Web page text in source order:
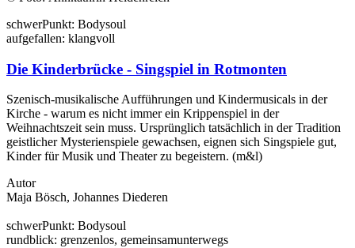
schwerPunkt: Bodysoul
aufgefallen: klangvoll
Die Kinderbrücke - Singspiel in Rotmonten
Szenisch-musikalische Aufführungen und Kindermusicals in der
Kirche - warum es nicht immer ein Krippenspiel in der
Weihnachtszeit sein muss. Ursprünglich tatsächlich in der Tradition
geistlicher Mysterienspiele gewachsen, eignen sich Singspiele gut,
Kinder für Musik und Theater zu begeistern. (m&l)
Autor
Maja Bösch, Johannes Diederen
schwerPunkt: Bodysoul
rundblick: grenzenlos, gemeinsamunterwegs